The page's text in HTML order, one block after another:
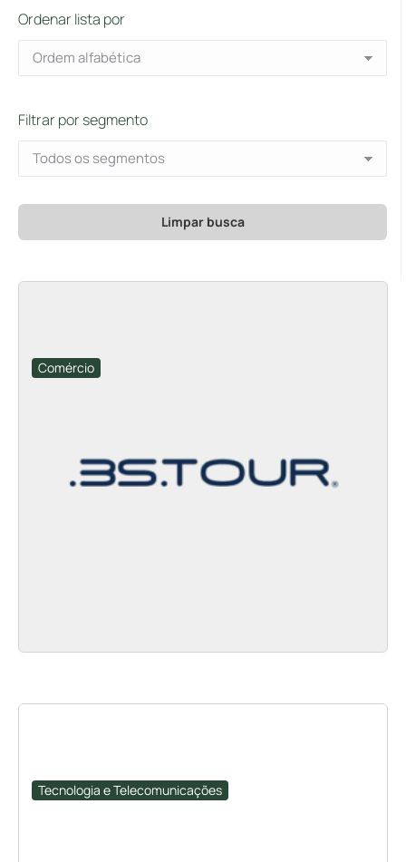
Ordenar lista por
Filtrar por segmento
Comércio
Tecnologia e Telecomunicações